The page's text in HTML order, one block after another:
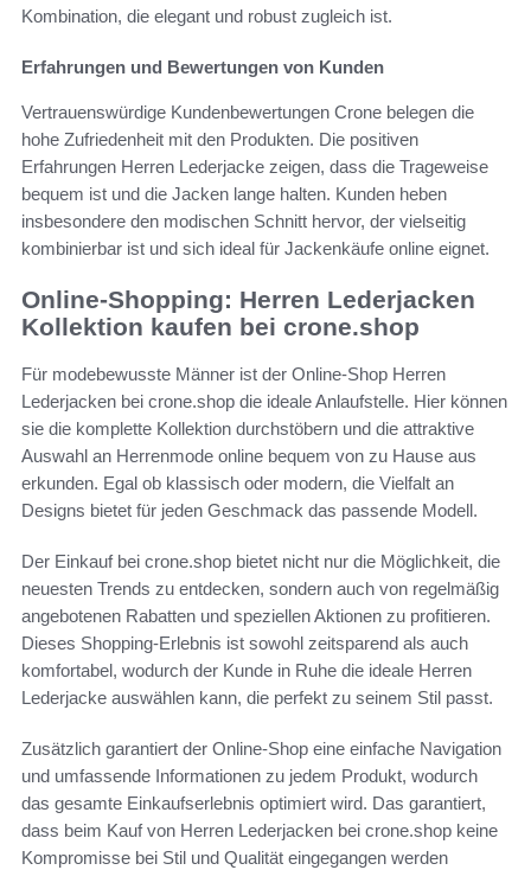
Kombination, die elegant und robust zugleich ist.
Erfahrungen und Bewertungen von Kunden
Vertrauenswürdige Kundenbewertungen Crone belegen die
hohe Zufriedenheit mit den Produkten. Die positiven
Erfahrungen Herren Lederjacke zeigen, dass die Trageweise
bequem ist und die Jacken lange halten. Kunden heben
insbesondere den modischen Schnitt hervor, der vielseitig
kombinierbar ist und sich ideal für Jackenkäufe online eignet.
Online-Shopping: Herren Lederjacken
Kollektion kaufen bei crone.shop
Für modebewusste Männer ist der Online-Shop Herren
Lederjacken bei crone.shop die ideale Anlaufstelle. Hier können
sie die komplette Kollektion durchstöbern und die attraktive
Auswahl an Herrenmode online bequem von zu Hause aus
erkunden. Egal ob klassisch oder modern, die Vielfalt an
Designs bietet für jeden Geschmack das passende Modell.
Der Einkauf bei crone.shop bietet nicht nur die Möglichkeit, die
neuesten Trends zu entdecken, sondern auch von regelmäßig
angebotenen Rabatten und speziellen Aktionen zu profitieren.
Dieses Shopping-Erlebnis ist sowohl zeitsparend als auch
komfortabel, wodurch der Kunde in Ruhe die ideale Herren
Lederjacke auswählen kann, die perfekt zu seinem Stil passt.
Zusätzlich garantiert der Online-Shop eine einfache Navigation
und umfassende Informationen zu jedem Produkt, wodurch
das gesamte Einkaufserlebnis optimiert wird. Das garantiert,
dass beim Kauf von Herren Lederjacken bei crone.shop keine
Kompromisse bei Stil und Qualität eingegangen werden